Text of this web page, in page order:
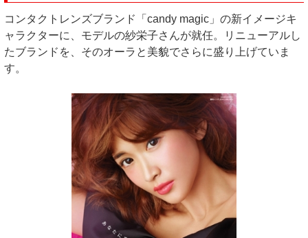
コンタクトレンズブランド「candy magic」の新イメージキ
ャラクターに、モデルの紗栄子さんが就任。リニューアルし
たブランドを、そのオーラと美貌でさらに盛り上げていま
す。